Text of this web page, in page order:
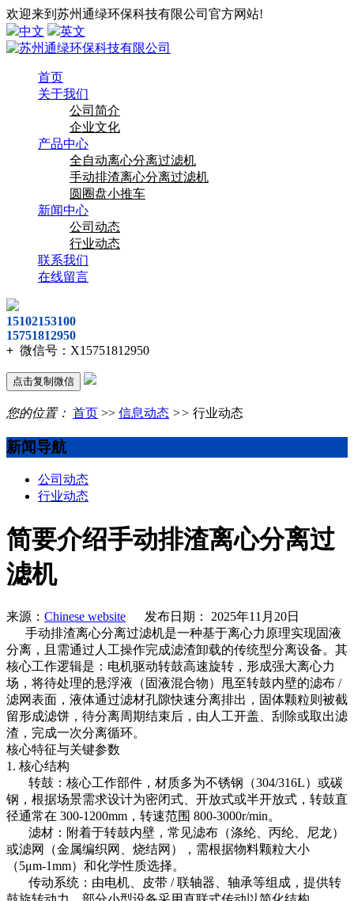
欢迎来到苏州通绿环保科技有限公司官方网站!
中文
英文
首页
关于我们
公司简介
企业文化
产品中心
全自动离心分离过滤机
手动排渣离心分离过滤机
圆圈盘小推车
新闻中心
公司动态
行业动态
联系我们
在线留言
15102153100
15751812950
+ 微信号： X15751812950
点击复制微信
您的位置： 首页 >> 信息动态 >> 行业动态
新闻导航
公司动态
行业动态
简要介绍手动排渣离心分离过
滤机
来源： Chinese website 发布日期： 2025年11月20日
手动排渣离心分离过滤机是一种基于离心力原理实现固液
分离，且需通过人工操作完成滤渣卸载的传统型分离设备。其
核心工作逻辑是：电机驱动转鼓高速旋转，形成强大离心力
场，将待处理的悬浮液（固液混合物）甩至转鼓内壁的滤布 /
滤网表面，液体通过滤材孔隙快速分离排出，固体颗粒则被截
留形成滤饼，待分离周期结束后，由人工开盖、刮除或取出滤
渣，完成一次分离循环。
核心特征与关键参数
1. 核心结构
转鼓：核心工作部件，材质多为不锈钢（304/316L）或碳
钢，根据场景需求设计为密闭式、开放式或半开放式，转鼓直
径通常在 300-1200mm，转速范围 800-3000r/min。
滤材：附着于转鼓内壁，常见滤布（涤纶、丙纶、尼龙）
或滤网（金属编织网、烧结网），需根据物料颗粒大小
（5μm-1mm）和化学性质选择。
传动系统：由电机、皮带 / 联轴器、轴承等组成，提供转